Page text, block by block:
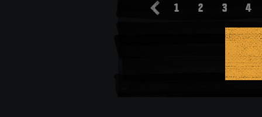
18 VISITE
SCOPRI E VOTA
1 2 3 4